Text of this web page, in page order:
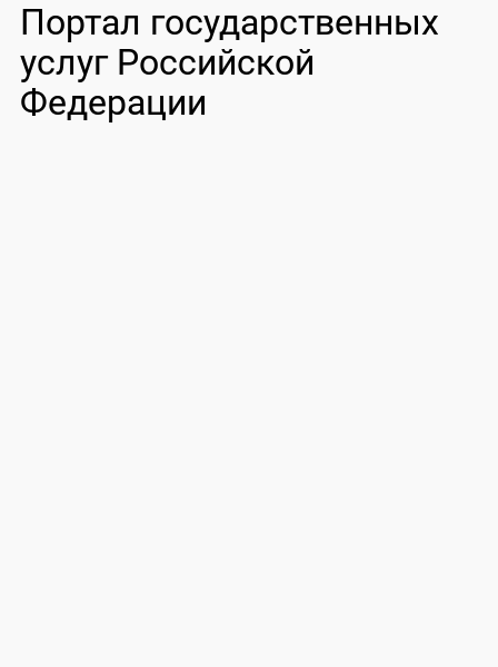
Портал государственных
услуг Российской
Федерации